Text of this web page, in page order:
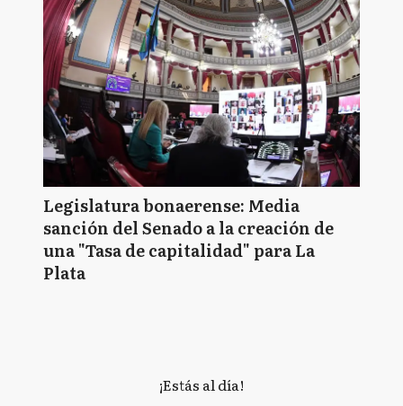
Legislatura bonaerense: Media
sanción del Senado a la creación de
una "Tasa de capitalidad" para La
Plata
¡Estás al día!